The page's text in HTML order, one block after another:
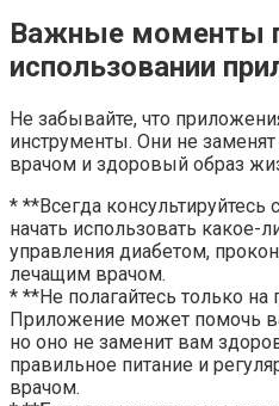
Важные моменты
использовании
Не забывайте, что
инструменты. Они не
врачом и здоровый образ
* **Всегда
начать использовать какое-
управления диабетом,
лечащим врачом.
* **Не полагайтесь только
Приложение может помочь
но оно не заменит вам
правильное питание и
врачом.